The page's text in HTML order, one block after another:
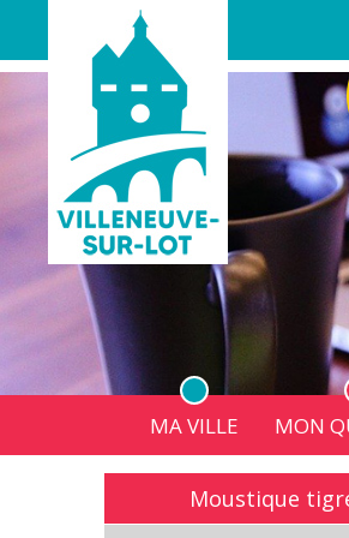
MA VILLE
L'Atelier
Affichage légal
MON
Moustique